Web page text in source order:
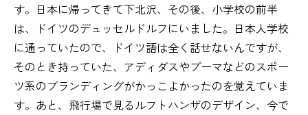
す。日本に帰ってきて下北沢、その後、小学校の前半
は、ドイツのデュッセルドルフにいました。日本人学校
に通っていたので、ドイツ語は全く話せないんですが、
そのとき持っていた、アディダスやプーマなどのスポー
ツ系のブランディングがかっこよかったのを覚えていま
す。あと、飛行場で見るルフトハンザのデザイン、今で